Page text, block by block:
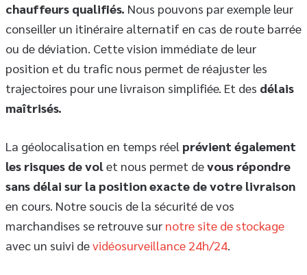
chauffeurs qualifiés. Nous pouvons par exemple leur
conseiller un itinéraire alternatif en cas de route barrée
ou de déviation. Cette vision immédiate de leur
position et du trafic nous permet de réajuster les
trajectoires pour une livraison simplifiée. Et des délais
maîtrisés.
La géolocalisation en temps réel prévient également
les risques de volet nous permet devous répondre
sans délai sur la position exacte de votre livraison
en cours. Notre soucis de la sécurité de vos
marchandises se retrouve sur notre site de stockage
avec un suivi devidéosurveillance 24h/24.